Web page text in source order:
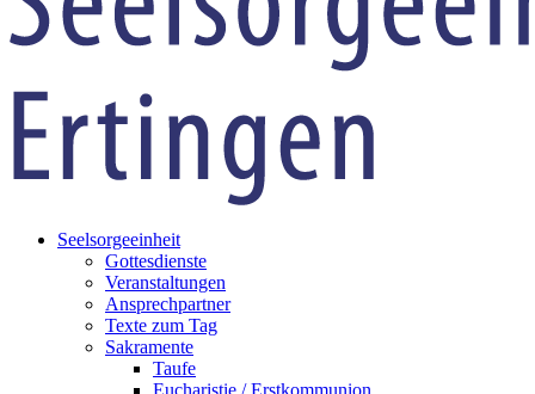
Seelsorgeeinheit
Gottesdienste
Veranstaltungen
Ansprechpartner
Texte zum Tag
Sakramente
Taufe
Eucharistie / Erstkommunion